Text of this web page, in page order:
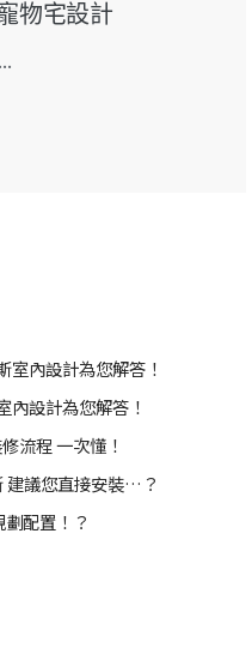
物宅設計
室內設計為您解答！
內設計為您解答！
流程 一次懂！
建議您直接安裝…？
配置！？